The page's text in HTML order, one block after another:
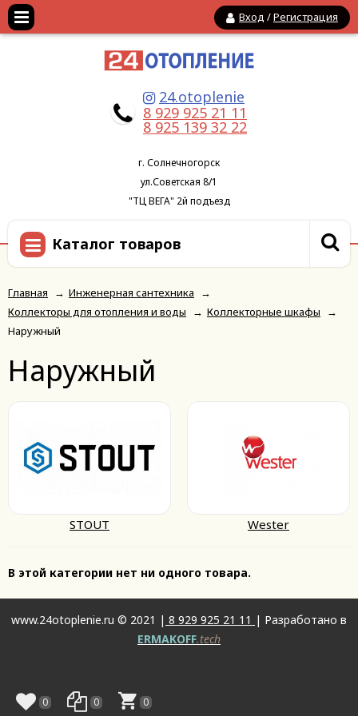
Вход /Регистрация
24.otoplenie
8 929 925 21 11
8 925 139 32 22
г. Солнечногорск
ул.Советская 8/1
"ТЦ ВЕГА" 2й подъезд
Каталог товаров
Главная → Инженерная сантехника
→
Коллекторы для отопления и воды
→ Коллекторные шкафы
→
Наружный
Наружный
STOUT Wester
В этой категории нет ни одного товара.
www.24otoplenie.ru © 2021 | 8 929 925 21 11 | Разработано в
ERMAKOFF.tech
0 0 0